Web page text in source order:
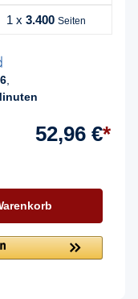
1 x 3.400 Seiten
52,96 €*